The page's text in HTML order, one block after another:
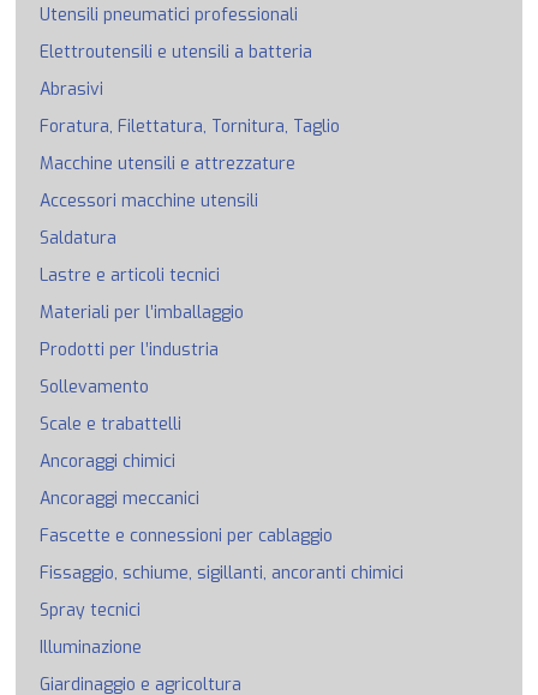
Utensili pneumatici professionali
Elettroutensili e utensili a batteria
Abrasivi
Foratura, Filettatura, Tornitura, Taglio
Macchine utensili e attrezzature
Accessori macchine utensili
Saldatura
Lastre e articoli tecnici
Materiali per l’imballaggio
Prodotti per l’industria
Sollevamento
Scale e trabattelli
Ancoraggi chimici
Ancoraggi meccanici
Fascette e connessioni per cablaggio
Fissaggio, schiume, sigillanti, ancoranti chimici
Spray tecnici
Illuminazione
Giardinaggio e agricoltura